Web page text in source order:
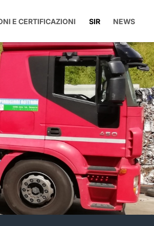
E CERTIFICAZIONI SIR NEWS